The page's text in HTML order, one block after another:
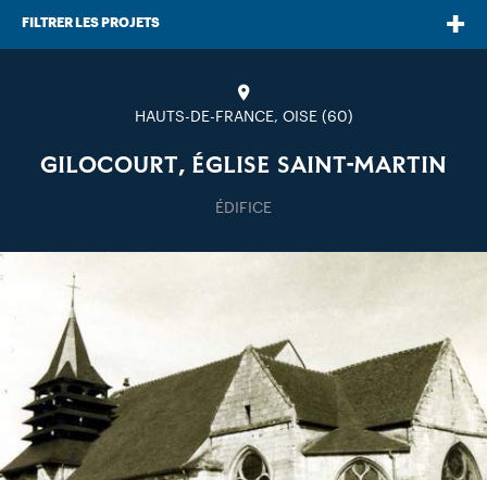
FILTRER LES PROJETS
HAUTS-DE-FRANCE, OISE (60)
GILOCOURT, ÉGLISE SAINT-MARTIN
ÉDIFICE